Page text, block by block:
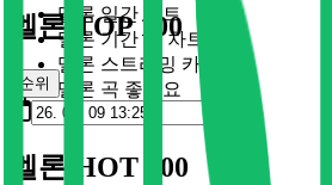
멜론 일간 차트
멜론 기간 별 차트
멜론 스트리밍 카드
멜론 곡 좋아요
멜론 TOP 100
순위
멜론 HOT 100